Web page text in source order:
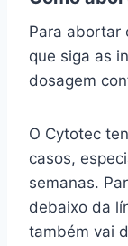
Para abortar
que siga as
dosagem
O Cytotec
casos,
semanas.
debaixo da
também vai